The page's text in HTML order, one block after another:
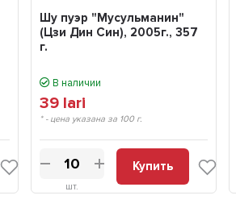
Шу пуэр "Мусульманин"
(Цзи Дин Син), 2005г., 357
г.
В наличии
39 lari
* - цена указана за 100 г.
шт.
Купить